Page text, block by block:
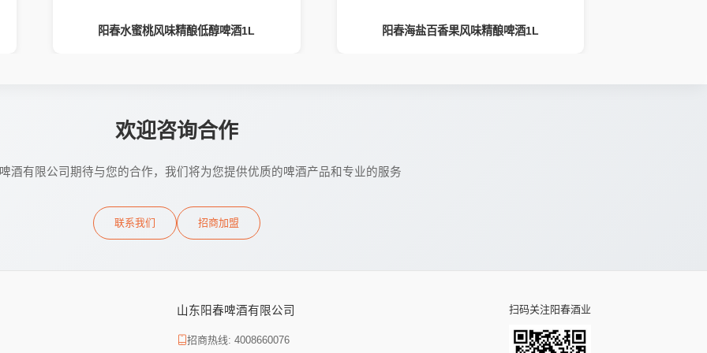
阳春水蜜桃风味精酿低醇啤酒1L 阳春海盐百香果风味精酿啤酒1L
欢迎咨询合作
酒有限公司期待与您的合作，我们将为您提供优质的啤酒产品和专业的服务
联系我们 招商加盟
山东阳春啤酒有限公司
招商热线: 4008660076
扫码关注阳春酒业